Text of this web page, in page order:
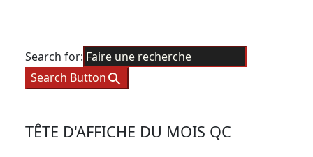
Search for:
Search Button
TÊTE D'AFFICHE DU MOIS QC